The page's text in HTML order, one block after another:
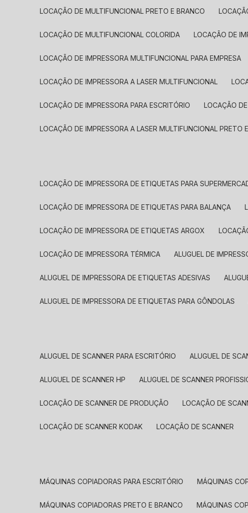
LOCAÇÃO DE MULTIFUNCIONAL PRETO E BRANCO
LOCAÇÃO DE MULTIFUNCIONAL COLORIDA LOCAÇÃO DE
LOCAÇÃO DE IMPRESSORA MULTIFUNCIONAL PARA EMPRESA
LOCAÇÃO DE IMPRESSORA A LASER MULTIFUNCIONAL
LOCAÇÃO DE IMPRESSORA PARA ESCRITÓRIO LOCAÇÃO
LOCAÇÃO DE IMPRESSORA A LASER MULTIFUNCIONAL PRETO
LOCAÇÃO DE IMPRESSORA DE ETIQUETAS PARA
LOCAÇÃO DE IMPRESSORA DE ETIQUETAS PARA BALANÇA
LOCAÇÃO DE IMPRESSORA DE ETIQUETAS ARGOX
LOCAÇÃO DE IMPRESSORA TÉRMICA ALUGUEL DE
ALUGUEL DE IMPRESSORA DE ETIQUETAS ADESIVAS
ALUGUEL DE IMPRESSORA DE ETIQUETAS PARA GÔNDOLAS
ALUGUEL DE SCANNER PARA ESCRITÓRIO ALUGUEL DE
ALUGUEL DE SCANNER HP ALUGUEL DE SCANNER
LOCAÇÃO DE SCANNER DE PRODUÇÃO LOCAÇÃO DE
LOCAÇÃO DE SCANNER KODAK LOCAÇÃO DE SCANNER
MÁQUINAS COPIADORAS PARA ESCRITÓRIO MÁQUINAS
MÁQUINAS COPIADORAS PRETO E BRANCO MÁQUINAS